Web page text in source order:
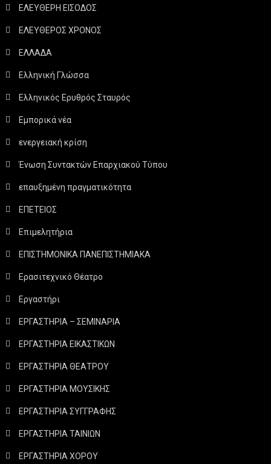
ΕΛΕΥΘΕΡΗ ΕΙΣΟΔΟΣ
ΕΛΕΥΘΕΡΟΣ ΧΡΟΝΟΣ
ΕΛΛΑΔΑ
Ελληνική Γλώσσα
Ελληνικός Ερυθρός Σταυρός
Εμπορικά νέα
ενεργειακή κρίση
Ένωση Συντακτών Επαρχιακού Τύπου
επαυξημένη πραγματικότητα
ΕΠΕΤΕΙΟΣ
Επιμελητήρια
ΕΠΙΣΤΗΜΟΝΙΚΑ ΠΑΝΕΠΙΣΤΗΜΙΑΚΑ
Ερασιτεχνικό Θέατρο
Εργαστήρι
ΕΡΓΑΣΤΗΡΙΑ – ΣΕΜΙΝΑΡΙΑ
ΕΡΓΑΣΤΗΡΙΑ ΕΙΚΑΣΤΙΚΩΝ
ΕΡΓΑΣΤΗΡΙΑ ΘΕΑΤΡΟΥ
ΕΡΓΑΣΤΗΡΙΑ ΜΟΥΣΙΚΗΣ
ΕΡΓΑΣΤΗΡΙΑ ΣΥΓΓΡΑΦΗΣ
ΕΡΓΑΣΤΗΡΙΑ ΤΑΙΝΙΩΝ
ΕΡΓΑΣΤΗΡΙΑ ΧΟΡΟΥ